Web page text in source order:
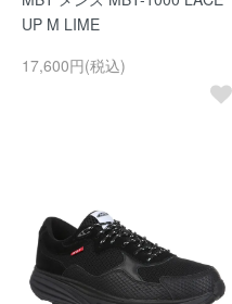
UP M LIME
17,600円(税込)